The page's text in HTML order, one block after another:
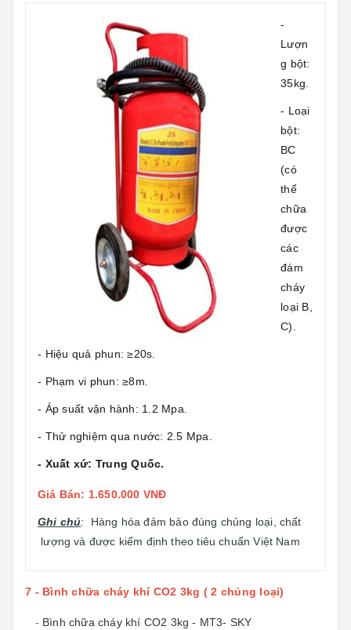
-
Lượn
g bột:
35kg.
- Loại
bột:
BC
(có
thể
chữa
được
các
đám
cháy
loại B,
C).
- Hiệu quả phun: ≥20s.
- Phạm vi phun: ≥8m.
- Áp suất vận hành: 1.2 Mpa.
- Thử nghiệm qua nước: 2.5 Mpa.
- Xuất xứ: Trung Quốc.
Giá Bán: 1.650.000 VNĐ
Ghi chú: Hàng hóa đảm bảo đúng chủng loại, chất
lượng và được kiểm định theo tiêu chuẩn Việt Nam
7 - Bình chữa cháy khí CO2 3kg ( 2 chủng loại)
- Bình chữa cháy khí CO2 3kg - MT3- SKY